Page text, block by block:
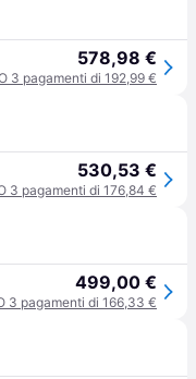
578,98 €
3 pagamenti di 192,99 €
530,53 €
3 pagamenti di 176,84 €
499,00 €
3 pagamenti di 166,33 €